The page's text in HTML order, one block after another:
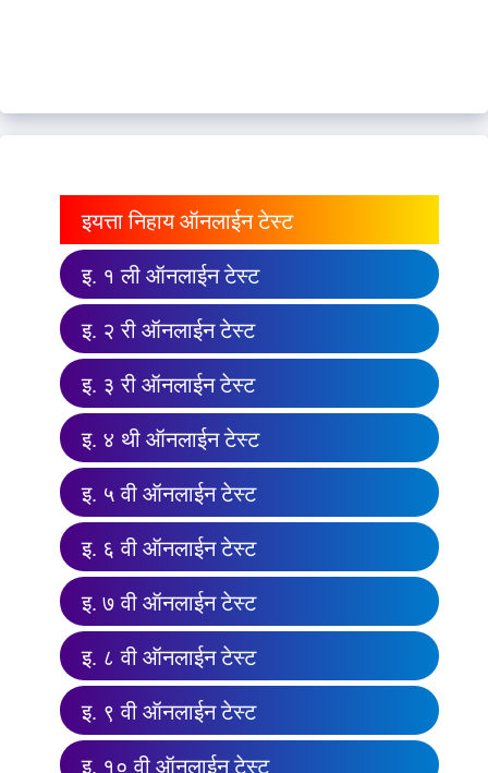
इयत्ता निहाय ऑनलाईन टेस्ट
इ. १ ली ऑनलाईन टेस्ट
इ. २ री ऑनलाईन टेस्ट
इ. ३ री ऑनलाईन टेस्ट
इ. ४ थी ऑनलाईन टेस्ट
इ. ५ वी ऑनलाईन टेस्ट
इ. ६ वी ऑनलाईन टेस्ट
इ. ७ वी ऑनलाईन टेस्ट
इ. ८ वी ऑनलाईन टेस्ट
इ. ९ वी ऑनलाईन टेस्ट
इ. १० वी ऑनलाईन टेस्ट